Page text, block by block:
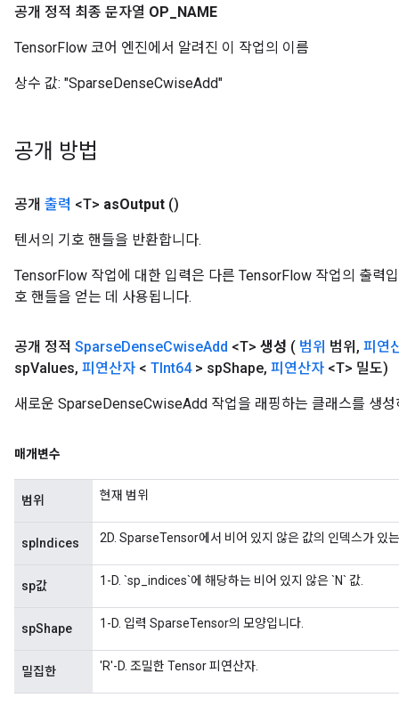
공개 정적 최종 문자열 OP NAME
TensorFlow 코어 엔진에서 알려진 이 작업의 이름
상수 값: "SparseDenseCwiseAdd"
공개 방법
공개 출력 <T> asOutput ()
텐서의 기호 핸들을 반환합니다.
TensorFlow 작업에 대한 입력은 다른 TensorFlow 작업의 출력
호 핸들을 얻는 데 사용됩니다.
공개 정적 SparseDenseCwiseAdd <T> 생성 ( 범위 범위 , 피연
spValues, 피연산자 < TInt64> spShape, 피연산자 <T> 밀도)
새로운 SparseDenseCwiseAdd 작업을 래핑하는 클래스를 생성
매개변수
범위 현재 범위
spIndices 2D. SparseTensor에서 비어 있지 않은 값의 인덱스가 있
sp값 1-D. `sp_indices`에 해당하는 비어 있지 않은 `N` 값.
spShape 1-D. 입력 SparseTensor의 모양입니다.
밀집한 'R'-D. 조밀한 Tensor 피연산자.